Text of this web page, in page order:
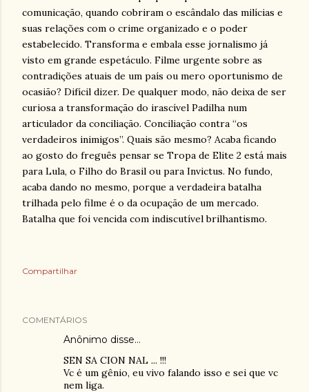
comunicação, quando cobriram o escândalo das milícias e
suas relações com o crime organizado e o poder
estabelecido. Transforma e embala esse jornalismo já
visto em grande espetáculo. Filme urgente sobre as
contradições atuais de um país ou mero oportunismo de
ocasião? Difícil dizer. De qualquer modo, não deixa de ser
curiosa a transformação do irascível Padilha num
articulador da conciliação. Conciliação contra “os
verdadeiros inimigos”. Quais são mesmo? Acaba ficando
ao gosto do freguês pensar se Tropa de Elite 2 está mais
para Lula, o Filho do Brasil ou para Invictus. No fundo,
acaba dando no mesmo, porque a verdadeira batalha
trilhada pelo filme é o da ocupação de um mercado.
Batalha que foi vencida com indiscutível brilhantismo.
Compartilhar
COMENTÁRIOS
Anônimo disse…
SEN SA CION NAL ... !!!
Vc é um gênio, eu vivo falando isso e sei que vc
nem liga.